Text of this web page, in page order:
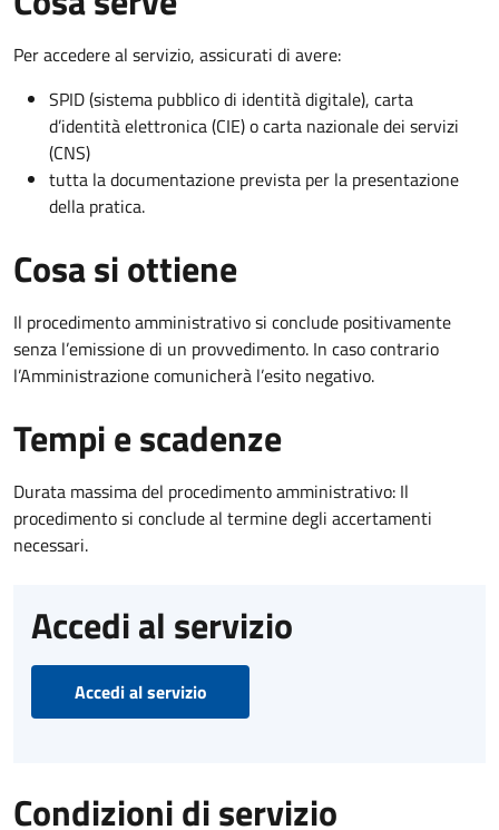
Per accedere al servizio, assicurati di avere:
SPID (sistema pubblico di identità digitale), carta
d’identità elettronica (CIE) o carta nazionale dei servizi
(CNS)
tutta la documentazione prevista per la presentazione
della pratica.
Cosa si ottiene
Il procedimento amministrativo si conclude positivamente
senza l’emissione di un provvedimento. In caso contrario
l’Amministrazione comunicherà l’esito negativo.
Tempi e scadenze
Durata massima del procedimento amministrativo: Il
procedimento si conclude al termine degli accertamenti
necessari.
Accedi al servizio
Accedi al servizio
Condizioni di servizio